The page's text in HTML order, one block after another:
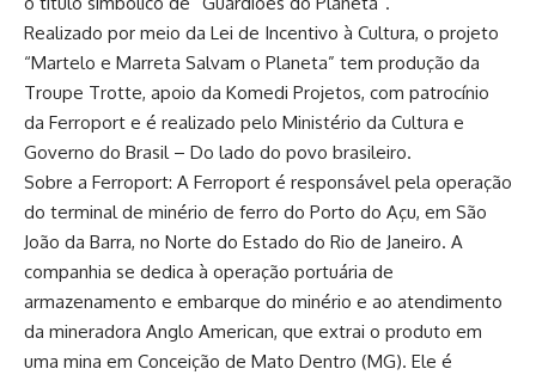
Realizado por meio da Lei de Incentivo à Cultura, o projeto
“Martelo e Marreta Salvam o Planeta” tem produção da
Troupe Trotte, apoio da Komedi Projetos, com patrocínio
da Ferroport e é realizado pelo Ministério da Cultura e
Governo do Brasil – Do lado do povo brasileiro.
Sobre a Ferroport: A Ferroport é responsável pela operação
do terminal de minério de ferro do Porto do Açu, em São
João da Barra, no Norte do Estado do Rio de Janeiro. A
companhia se dedica à operação portuária de
armazenamento e embarque do minério e ao atendimento
da mineradora Anglo American, que extrai o produto em
uma mina em Conceição de Mato Dentro (MG). Ele é